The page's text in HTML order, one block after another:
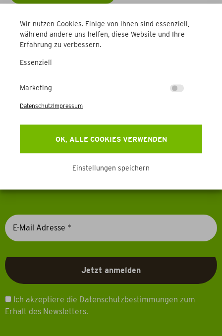
Wir nutzen Cookies. Einige von ihnen sind essenziell,
während andere uns helfen, diese Website und Ihre
Erfahrung zu verbessern.
Essenziell
Marketing
OK, ALLE COOKIES VERWENDEN
Einstellungen speichern
DatenschutzImpressum
Weitere Betriebe
Newsletter
Erhalten Sie Aktuelles, Events & mehr direkt in Ihr
Ich akzeptiere die Datenschutzbestimmungen zum
Erhalt des Newsletters.